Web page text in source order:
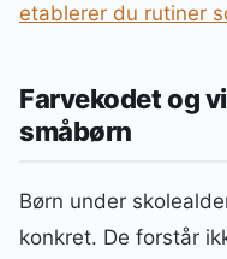
etablerer du rutiner
Farvekodet og
småbørn
Børn under
konkret. De forstår